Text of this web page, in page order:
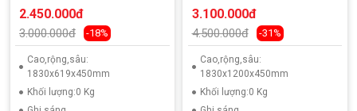
2.450.000đ
3.000.000đ -18%
Cao,rộng,sâu:
1830x619x450mm
Khối lượng:0 Kg
3.100.000đ
4.500.000đ -31%
Cao,rộng,sâu:
1830x1200x450mm
Khối lượng:0 Kg